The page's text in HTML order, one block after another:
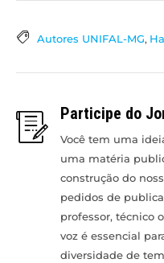
Autores UNIFAL-MG,
Participe do
Você tem uma
uma matéria
construção do
pedidos de
professor, técnico
voz é essencial
diversidade de